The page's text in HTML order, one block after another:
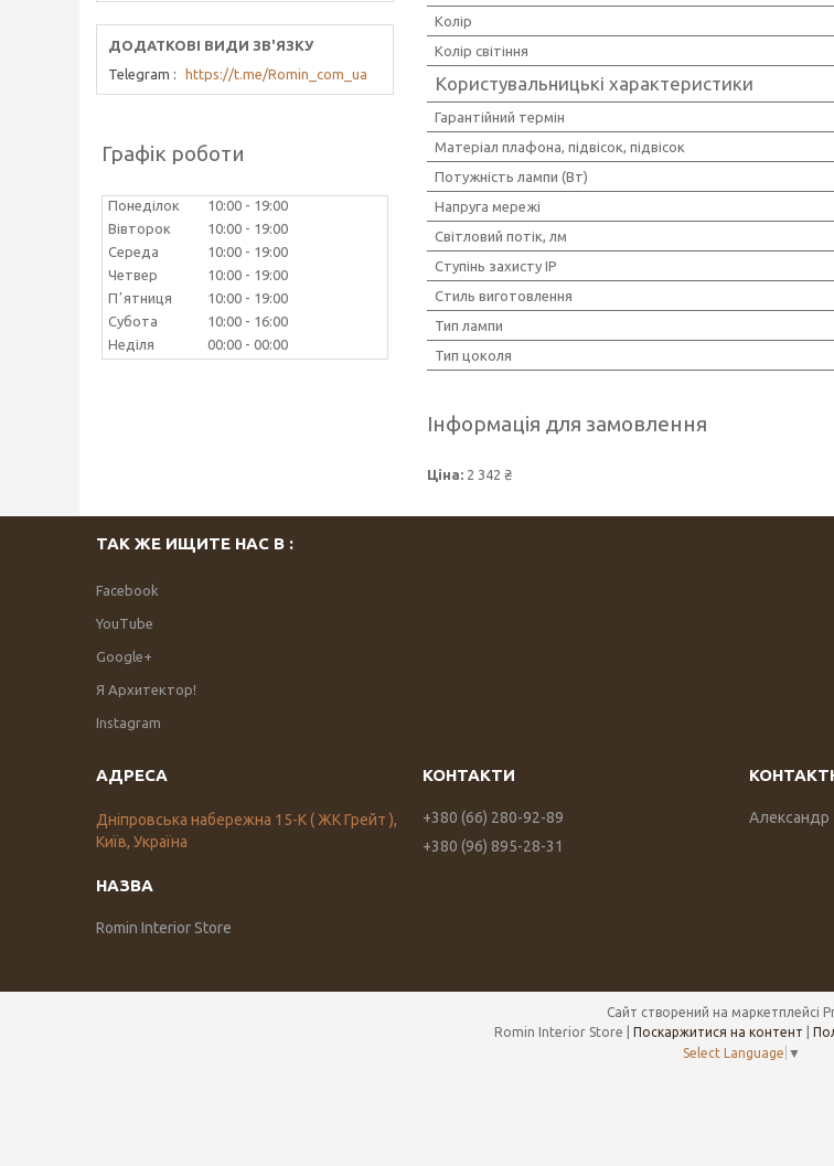
Колір
Колір світіння
Користувальницькі характеристики
Гарантійний термін
Матеріал плафона, підвісок, підвісок
Потужність лампи (Вт)
Напруга мережі
Світловий потік, лм
Ступінь захисту IP
Стиль виготовлення
Тип лампи
Тип цоколя
Інформація для замовлення
Ціна: 2 342 ₴
Telegram https://t.me/Romin_com_ua
Графік роботи
Понеділок 10:00
19:00
Вівторок
10:00
19:00
Середа
10:00
19:00
Четвер
10:00
19:00
Пʼятниця
10:00
19:00
Субота
10:00
16:00
Неділя
00:00 00:00
ТАК ЖЕ ИЩИТЕ НАС В :
Facebook
YouTube
Google+
Я Архитектор!
Instagram
Дніпровська набережна 15-К ( ЖК Грейт ),
Київ, Україна
Romin Interior Store
+380 (66) 280-92-89
+380 (96) 895-28-31
Александр
Сайт створений на маркетплейсі
Поскаржитися на контент
Select Language ▼